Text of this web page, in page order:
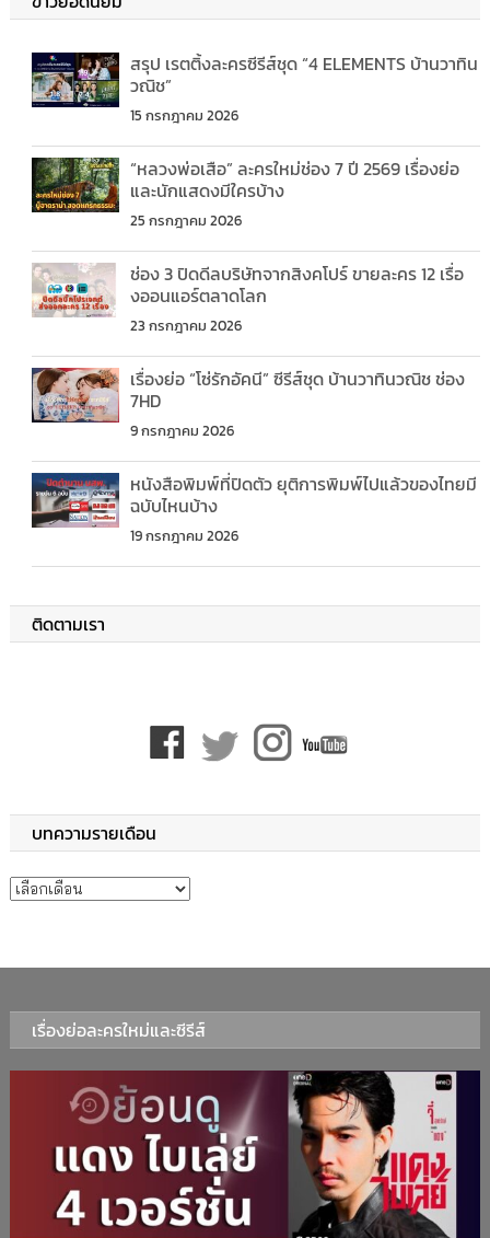
สรุป เรตติ้งละครซีรีส์ชุด “4 ELEMENTS บ้านวาทิน
วณิช”
15 กรกฎาคม 2026
“หลวงพ่อเสือ” ละครใหม่ช่อง 7 ปี 2569 เรื่องย่อ
และนักแสดงมีใครบ้าง
25 กรกฎาคม 2026
ช่อง 3 ปิดดีลบริษัทจากสิงคโปร์ ขายละคร 12 เรื่อ
งออนแอร์ตลาดโลก
23 กรกฎาคม 2026
เรื่องย่อ “โซ่รักอัคนี” ซีรีส์ชุด บ้านวาทินวณิช ช่อง
7HD
9 กรกฎาคม 2026
หนังสือพิมพ์ที่ปิดตัว ยุติการพิมพ์ไปแล้วของไทยมี
ฉบับไหนบ้าง
19 กรกฎาคม 2026
ติดตามเรา
บทความรายเดือน
บทความรายเดือน
เรื่องย่อละครใหม่และซีรีส์